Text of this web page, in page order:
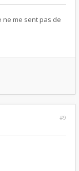
ne me sent pas de
#9